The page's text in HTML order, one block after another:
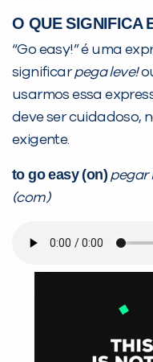
O QUE SIGNIFICA
“Go easy!” é uma
significarpega leve!
usarmos essa
deve ser cuidadoso,
exigente.
to go easy (on) pegar
(com)
Não
inFlux nesta
Preencha